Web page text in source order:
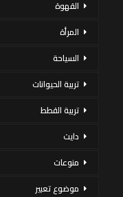
القهوة
المرأة
السياحة
تربية الحيوانات
تربية القطط
دايت
منوعات
موضوع تعبير